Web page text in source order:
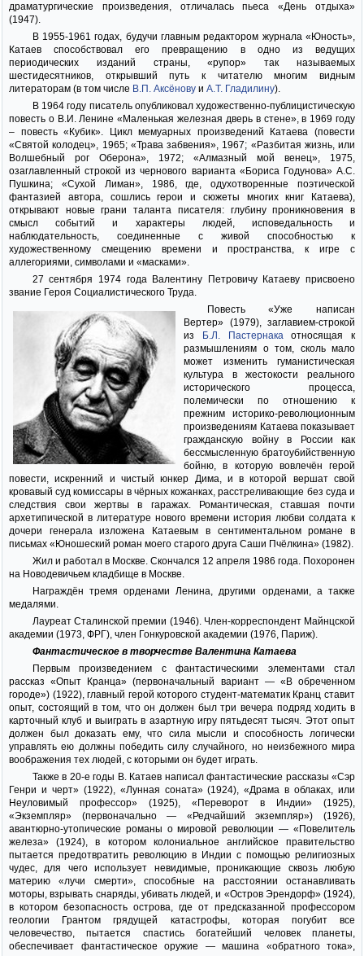
драматургические произведения, отличалась пьеса «День отдыха»
(1947).
В 1955-1961 годах, будучи главным редактором журнала «Юность»,
Катаев способствовал его превращению в одно из ведущих
периодических изданий страны, «рупор» так называемых
шестидесятников, открывший путь к читателю многим видным
литераторам (в том числе В.П. Аксёнову и А.Т. Гладилину).
В 1964 году писатель опубликовал художественно-публицистическую
повесть о В.И. Ленине «Маленькая железная дверь в стене», в 1969 году
– повесть «Кубик». Цикл мемуарных произведений Катаева (повести
«Святой колодец», 1965; «Трава забвения», 1967; «Разбитая жизнь, или
Волшебный рог Оберона», 1972; «Алмазный мой венец», 1975,
озаглавленный строкой из чернового варианта «Бориса Годунова» А.С.
Пушкина; «Сухой Лиман», 1986, где, одухотворенные поэтической
фантазией автора, сошлись герои и сюжеты многих книг Катаева),
открывают новые грани таланта писателя: глубину проникновения в
смысл событий и характеры людей, исповедальность и
наблюдательность, соединенные с живой способностью к
художественному смещению времени и пространства, к игре с
аллегориями, символами и «масками».
27 сентября 1974 года Валентину Петровичу Катаеву присвоено
звание Героя Социалистического Труда.
Повесть «Уже написан
Вертер» (1979), заглавием-строкой
из
Б.Л. Пастернакаотносящая к
размышлениям о том, сколь мало
может изменить гуманистическая
культура в жестокости реального
исторического процесса,
полемически по отношению к
прежним историко-революционным
произведениям Катаева показывает
гражданскую войну в России как
бессмысленную братоубийственную
бойню, в которую вовлечён герой
повести, искренний и чистый юнкер Дима, и в которой вершат свой
кровавый суд комиссары в чёрных кожанках, расстреливающие без суда и
следствия свои жертвы в гаражах. Романтическая, ставшая почти
архетипической в литературе нового времени история любви солдата к
дочери генерала изложена Катаевым в сентиментальном романе в
письмах «Юношеский роман моего старого друга Саши Пчёлкина» (1982).
Жил и работал в Москве. Скончался 12 апреля 1986 года. Похоронен
на Новодевичьем кладбище в Москве.
Награждён тремя орденами Ленина, другими орденами, а также
медалями.
Лауреат Сталинской премии (1946). Член-корреспондент Майнцской
академии (1973, ФРГ), член Гонкуровской академии (1976, Париж).
Фантастическое в творчестве Валентина Катаева
Первым произведением с фантастическими элементами стал
рассказ «Опыт Кранца» (первоначальный вариант — «В обреченном
городе») (1922), главный герой которого студент-математик Кранц ставит
опыт, состоящий в том, что он должен был три вечера подряд ходить в
карточный клуб и выиграть в азартную игру пятьдесят тысяч. Этот опыт
должен был доказать ему, что сила мысли и способность логически
управлять ею должны победить силу случайного, но неизбежного мира
воображения тех людей, с которыми он будет играть.
Также в 20-е годы В. Катаев написал фантастические рассказы «Сэр
Генри и черт» (1922), «Лунная соната» (1924), «Драма в облаках, или
Неуловимый профессор» (1925), «Переворот в Индии» (1925),
«Экземпляр» (первоначально — «Редчайший экземпляр») (1926),
авантюрно-утопические романы о мировой революции — «Повелитель
железа» (1924), в котором колониальное английское правительство
пытается предотвратить революцию в Индии с помощью религиозных
чудес, для чего использует невидимые, проникающие сквозь любую
материю «лучи смерти», способные на расстоянии останавливать
моторы, взрывать снаряды, убивать людей, и «Остров Эрендорф» (1924),
в котором безопасность острова, где от предсказанной профессором
геологии Грантом грядущей катастрофы, которая погубит все
человечество, пытается спастись богатейший человек планеты,
обеспечивает фантастическое оружие — машина «обратного тока»,